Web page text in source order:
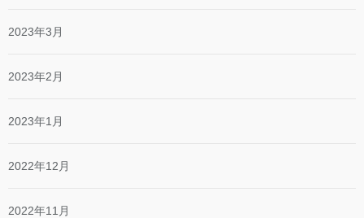
2023年3月
2023年2月
2023年1月
2022年12月
2022年11月